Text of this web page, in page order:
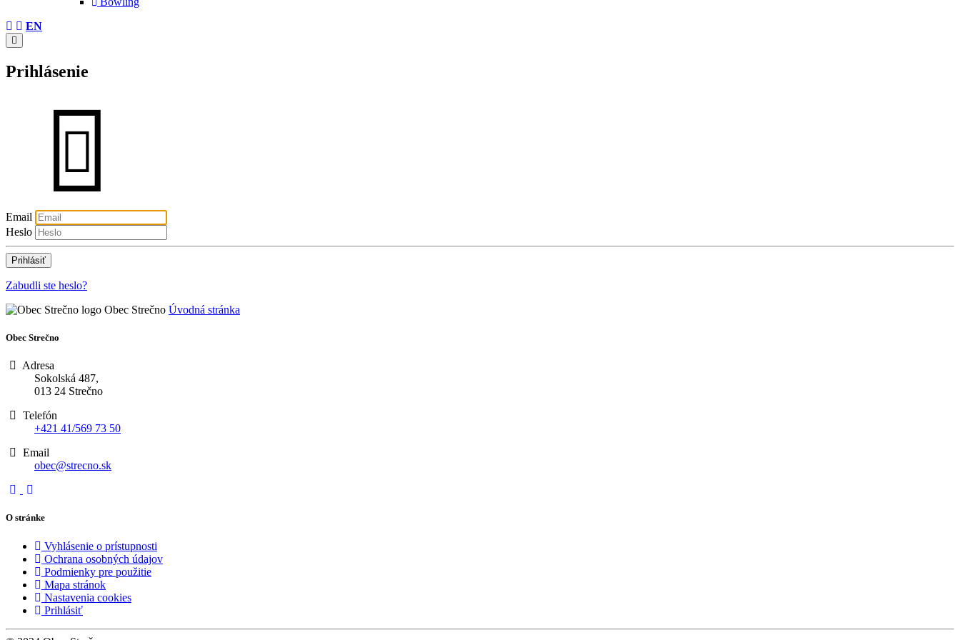
EN
Prihlásenie
Email
Heslo
Zabudli ste heslo?
Obec Strečno Úvodná stránka
Obec Strečno
Adresa
Sokolská 487,
013 24 Strečno
Telefón
+421 41/569 73 50
Email
obec@strecno.sk
O stránke
Vyhlásenie o prístupnosti
Ochrana osobných údajov
Podmienky pre použitie
Mapa stránok
Nastavenia cookies
Prihlásiť